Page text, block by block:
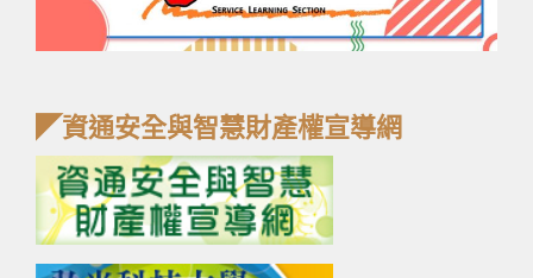
◤資通安全與智慧財產權宣導網